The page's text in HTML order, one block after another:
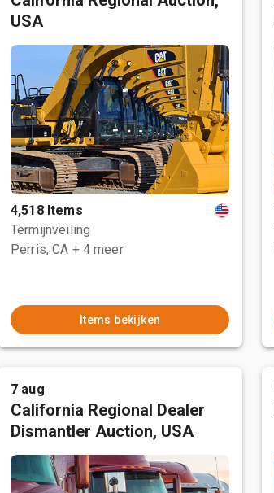
USA
4,518 Items
Termijnveiling
Perris, CA + 4 meer
Items bekijken
7 aug
California Regional Dealer
Dismantler Auction, USA